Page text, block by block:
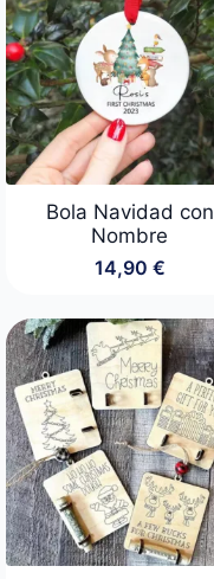
Bola Navidad con
Nombre
14,90 €